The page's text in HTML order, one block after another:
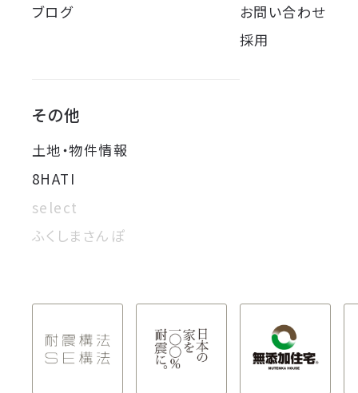
ブログ
お問い合わせ
採用
その他
土地・物件情報
8HATI
select
ふくしまさんぽ